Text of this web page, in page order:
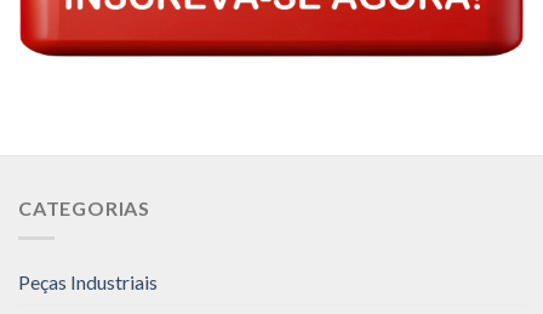
CATEGORIAS
Peças Industriais